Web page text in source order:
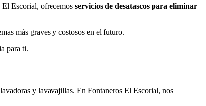
El Escorial, ofrecemos servicios de desatascos para eliminar
más graves y costosos en el futuro.
para ti.
y lavavajillas. En Fontaneros El Escorial, nos